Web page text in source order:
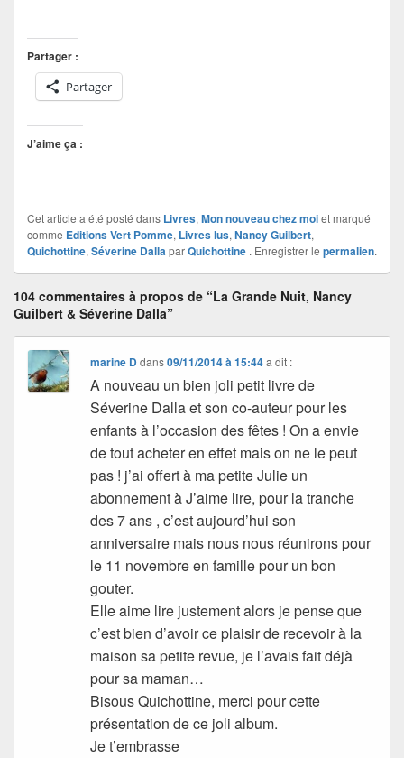
Partager :
Partager
J’aime ça :
Cet article a été posté dans Livres, Mon nouveau chez moiet marqué
comme Editions Vert Pomme, Livres lus, Nancy Guilbert,
Quichottine, Séverine DallaparQuichottine . Enregistrer le permalien.
104 commentaires à propos de “La Grande Nuit, Nancy
Guilbert & Séverine Dalla”
marine Ddans09/11/2014 à 15:44 a dit :
A nouveau un bien joli petit livre de
Séverine Dalla et son co-auteur pour les
enfants à l’occasion des fêtes ! On a envie
de tout acheter en effet mais on ne le peut
pas ! j’ai offert à ma petite Julie un
abonnement à J’aime lire, pour la tranche
des 7 ans , c’est aujourd’hui son
anniversaire mais nous nous réunirons pour
le 11 novembre en famille pour un bon
gouter.
Elle aime lire justement alors je pense que
c’est bien d’avoir ce plaisir de recevoir à la
maison sa petite revue, je l’avais fait déjà
pour sa maman…
Bisous Quichottine, merci pour cette
présentation de ce joli album.
Je t’embrasse